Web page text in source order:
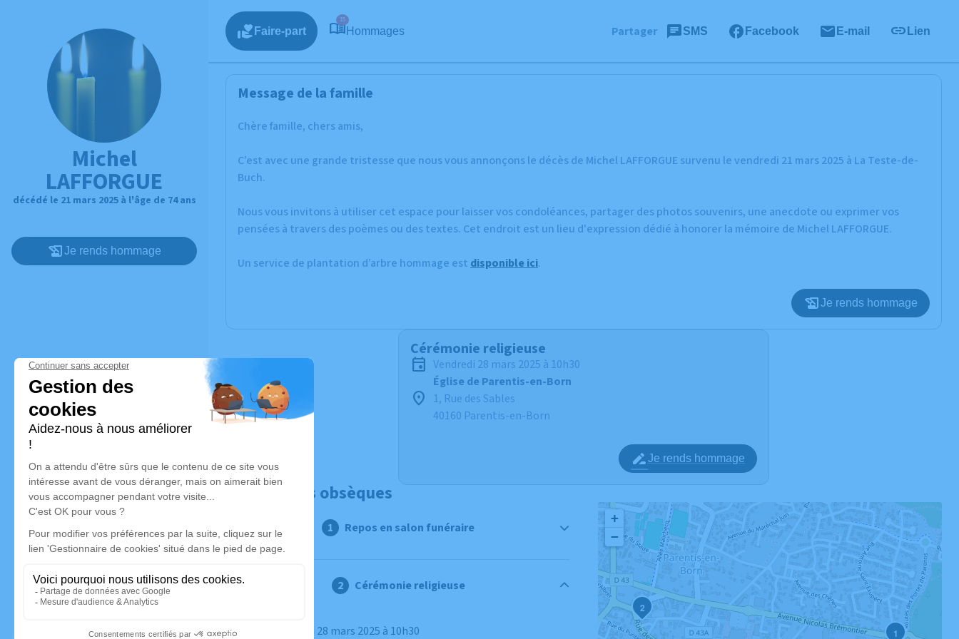
Michel
LAFFORGUE
décédé le 21 mars 2025 à l'âge de 74 ans
Je rends hommage
Faire-part
15
Hommages Partager SMS Facebook E-mail Lien
Message de la famille
Chère famille, chers amis,
C’est avec une grande tristesse que nous vous annonçons le décès de Michel LAFFORGUE survenu le vendredi 21 mars 2025 à La Teste-de-
Buch.
Nous vous invitons à utiliser cet espace pour laisser vos condoléances, partager des photos souvenirs, une anecdote ou exprimer vos
pensées à travers des poèmes ou des textes. Cet endroit est un lieu d'expression dédié à honorer la mémoire de Michel LAFFORGUE.
Un service de plantation d’arbre hommage est disponible ici.
Je rends hommage
Cérémonie religieuse
vendredi 28 mars 2025 à 10h30
Église de Parentis-en-Born
1, Rue des Sables
40160 Parentis-en-Born
Je rends hommage
Déroulé des obsèques
Repos en salon funéraire
Cérémonie religieuse
Le vendredi 28 mars 2025 à 10h30 1
2
+
−